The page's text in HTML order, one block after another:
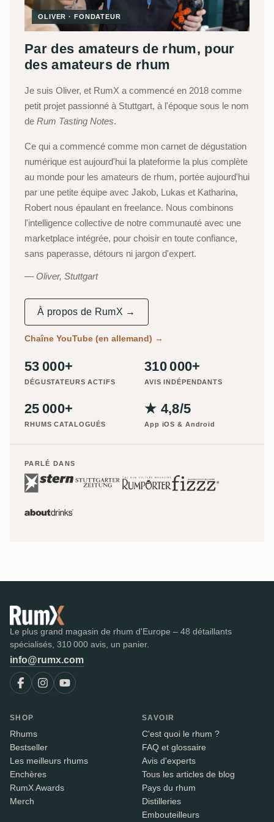
OLIVER · FONDATEUR
Par des amateurs de rhum, pour
des amateurs de rhum
Je suis Oliver, et RumX a commencé en 2018 comme
petit projet passionné à Stuttgart, à l'époque sous le nom
de Rum Tasting Notes.
Ce qui a commencé comme mon carnet de dégustation
numérique est aujourd'hui la plateforme la plus complète
au monde pour les amateurs de rhum, portée aujourd'hui
par une petite équipe avec Jakob, Lukas et Katharina,
Robert nous épaulant en freelance. Nous combinons
l'intelligence collective de notre communauté avec une
marketplace intégrée, pour choisir en toute confiance,
sans paperasse, détours ni jargon d'expert.
Oliver, Stuttgart
À propos de RumX →
Chaîne YouTube (en allemand) →
53 000+
DÉGUSTATEURS ACTIFS
310 000+
AVIS INDÉPENDANTS
25 000+
RHUMS CATALOGUÉS
★ 4,8/5
App iOS & Android
PARLÉ DANS
Le plus grand magasin de rhum d'Europe – 48 détaillants
spécialisés, 310 000 avis, un panier.
info@rumx.com
SHOP
Rhums
Bestseller
Les meilleurs rhums
Enchères
RumX Awards
Merch
SAVOIR
C'est quoi le rhum ?
FAQ et glossaire
Avis d'experts
Tous les articles de blog
Pays du rhum
Distilleries
Embouteilleurs